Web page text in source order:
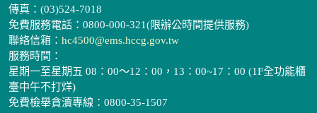
傳真：(03)524-7018
免費服務電話：0800-000-321(限辦公時間提供服務)
聯絡信箱： hc4500@ems.hccg.gov.tw
服務時間：
星期一至星期五 08：00～12：00，13：00~17：00 (1F全功能櫃
臺中午不打烊)
免費檢舉貪瀆專線：0800-35-1507